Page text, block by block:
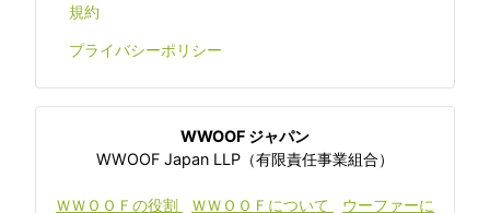
規約
プライバシーポリシー
WWOOF ジャパン
WWOOF Japan LLP（有限責任事業組合）
ＷＷＯＯＦの役割 ＷＷＯＯＦについて ウーファーに